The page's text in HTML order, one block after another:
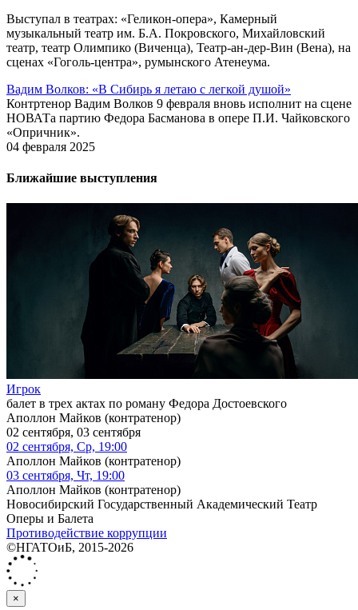
Выступал в театрах: «Геликон-опера», Камерный
музыкальный театр им. Б.А. Покровского, Михайловский
театр, театр Олимпико (Виченца), Театр-ан-дер-Вин (Вена), на
сценах «Гоголь-центра», румынского Атенеума.
Вадим Волков: «В Сибирь я летаю с легкой душой»
Контртенор Вадим Волков 9 февраля вновь исполнит на сцене
НОВАТа партию Федора Басманова в опере П.И. Чайковского
«Опричник».
04 февраля 2025
Ближайшие выступления
Игрок
балет в трех актах по роману Федора Достоевского
Аполлон Майков (контратенор)
02 сентября, 03 сентября
02 сентября, Ср, 19:00
Аполлон Майков (контратенор)
03 сентября, Чт, 19:00
Аполлон Майков (контратенор)
Новосибирский Государственный Академический Театр
Оперы и Балета
Противодействие коррупции
©НГАТОиБ, 2015-2026
×